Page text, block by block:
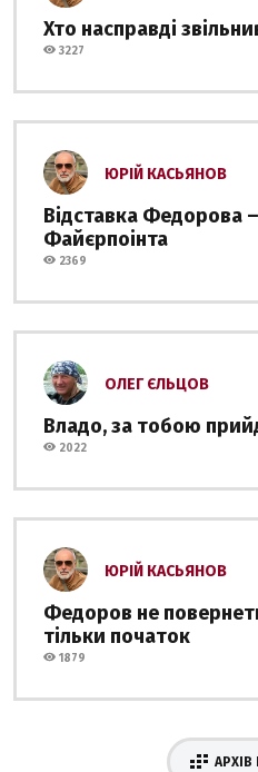
Хто насправді
3227
ЮРІЙ КАСЬЯНОВ
Відставка Федорова
Файєрпоінта
2369
ОЛЕГ ЄЛЬЦОВ
Владо, за тобою
2022
ЮРІЙ КАСЬЯНОВ
Федоров не
тільки початок
1879
АРХІВ